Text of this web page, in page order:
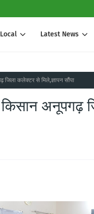
Local Latest News
जिला कलेक्टर से मिले,ज्ञापन सौंपा
किसान अनूपगढ़